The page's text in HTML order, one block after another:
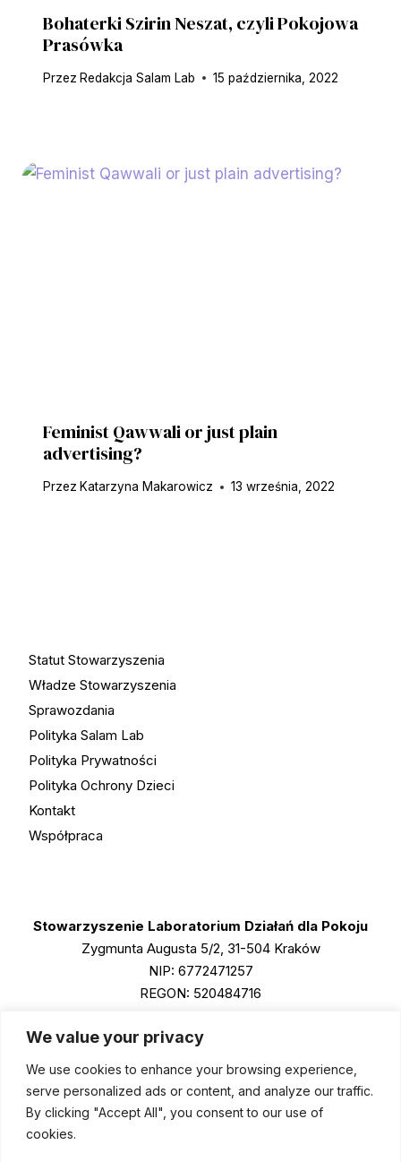
We value your privacy
We use cookies to enhance your browsing experience,
serve personalized ads or content, and analyze our traffic.
By clicking "Accept All", you consent to our use of
cookies.
Bohaterki Szirin Neszat, czyli Pokojowa
Prasówka
Przez Redakcja Salam Lab 15 października, 2022
Feminist Qawwali or just plain
advertising?
Przez Katarzyna Makarowicz 13 września, 2022
Statut Stowarzyszenia
Władze Stowarzyszenia
Sprawozdania
Polityka Salam Lab
Polityka Prywatności
Polityka Ochrony Dzieci
Kontakt
Współpraca
Stowarzyszenie Laboratorium Działań dla Pokoju
Zygmunta Augusta 5/2, 31-504 Kraków
NIP: 6772471257
REGON: 520484716
Instagram
Facebook